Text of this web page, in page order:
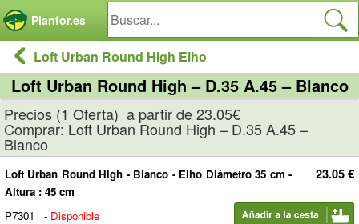
Planfor.es
Loft Urban Round High Elho
Loft Urban Round High – D.35 A.45 – Blanco
Precios (1 Oferta) a partir de 23.05€
Comprar: Loft Urban Round High – D.35 A.45 –
Blanco
23.05 €
Loft Urban Round High - Blanco - Elho Diámetro 35 cm -
Altura : 45 cm
P7301
- Disponible
Panel de gestión de cookies